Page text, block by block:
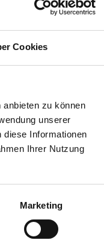
Cookies
zu können
unserer
diese Informationen
Ihrer Nutzung
Marketing